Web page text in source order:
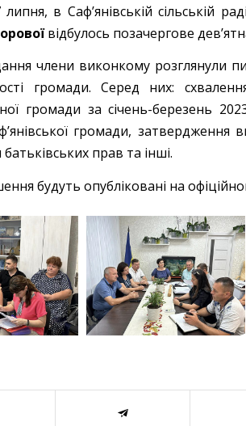
в Саф’янівській сільській
відбулось позачергове
члени виконкому розглянули
громади. Серед них:
громади за січень-березень
громади, затвердження
прав та інші.
будуть опубліковані на